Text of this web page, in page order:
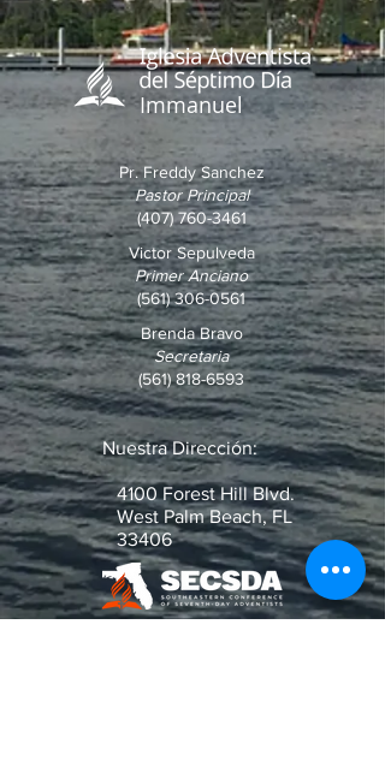
Immanuel
Pr. Freddy Sanchez
Pastor Principal
(407) 760-3461
Victor Sepulveda
Primer Anciano
(561) 306-0561
Brenda Bravo
Secretaria
(561) 818-6593
Nuestra Dirección:
4100 Forest Hill Blvd.
West Palm Beach, FL
33406